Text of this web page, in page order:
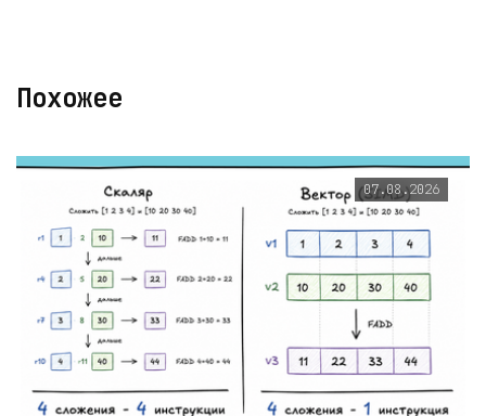
Похожее
07.08.2026